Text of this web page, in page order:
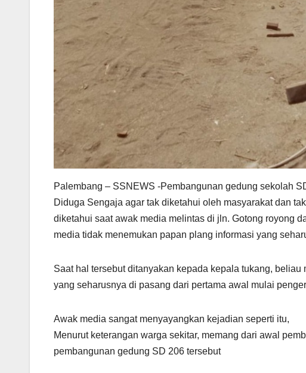
Palembang – SSNEWS -Pembangunan gedung sekolah
Diduga Sengaja agar tak diketahui oleh masyarakat dan
diketahui saat awak media melintas di jln. Gotong royong
media tidak menemukan papan plang informasi yang
Saat hal tersebut ditanyakan kepada kepala tukang,
yang seharusnya di pasang dari pertama awal mulai
Awak media sangat menyayangkan kejadian seperti itu,
Menurut keterangan warga sekitar, memang dari awal
pembangunan gedung SD 206 tersebut